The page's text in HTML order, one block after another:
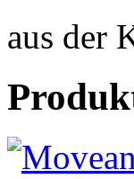
aus der